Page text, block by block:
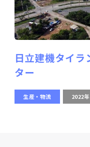
日立建機タイ
ター
生産・物流 2022年